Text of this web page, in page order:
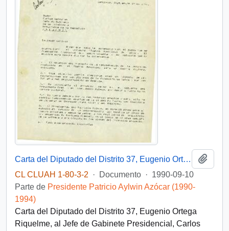
Carta del Diputado del Distrito 37, Eugenio Ortega Riquelme, al Jefe de Gabinete Presidencial, Carlos Bascuñán Edwards, agradeciendo su apoyo hacia el proyecto "Teatro Municipal de Talca" y haciendo un memorándum sobre todos los detalles relacionados a éste
CL CLUAH 1-80-3-2
· Documento · 1990-09-10
Parte de Presidente Patricio Aylwin Azócar (1990-
1994)
Carta del Diputado del Distrito 37, Eugenio Ortega
Riquelme, al Jefe de Gabinete Presidencial, Carlos